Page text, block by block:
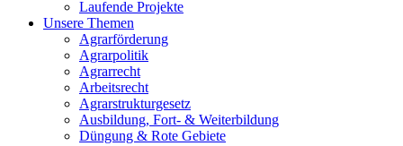
Laufende Projekte
Unsere Themen
Agrarförderung
Agrarpolitik
Agrarrecht
Arbeitsrecht
Agrarstrukturgesetz
Ausbildung, Fort- & Weiterbildung
Düngung & Rote Gebiete